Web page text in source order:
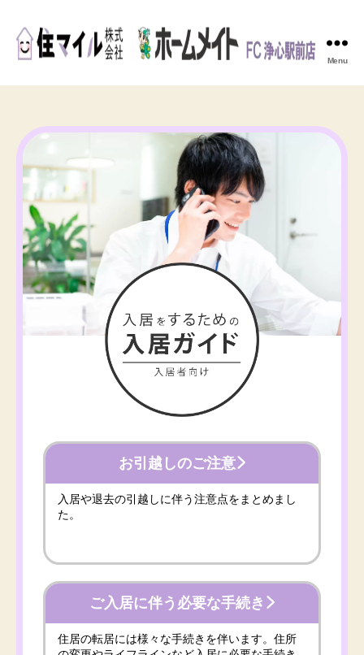
マ
株
式
会
社
Menu
お引越しのご注意
入居や退去の引越しに伴う注意点をまとめまし
た。
ご入居に伴う必要な手続き
住居の転居には様々な手続きを伴います。住所